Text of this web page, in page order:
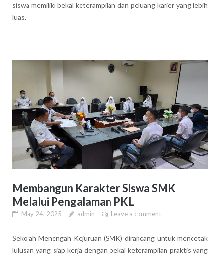
siswa memiliki bekal keterampilan dan peluang karier yang lebih
luas.
Membangun Karakter Siswa SMK
Melalui Pengalaman PKL
May 24, 2025 admin Leave a comment
Sekolah Menengah Kejuruan (SMK) dirancang untuk mencetak
lulusan yang siap kerja dengan bekal keterampilan praktis yang